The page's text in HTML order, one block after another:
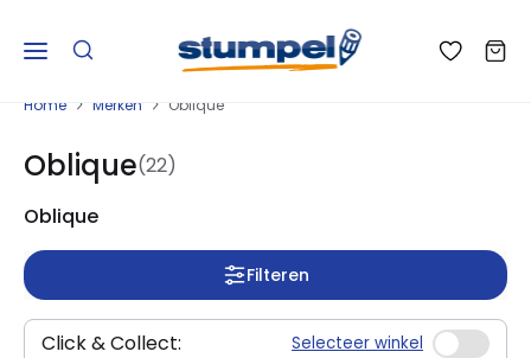
Home Merken Oblique
Oblique(22)
Oblique
Filteren
Click & Collect: Selecteer winkel